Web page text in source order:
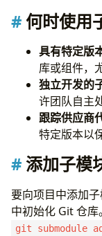
何时使用
具有特定版
库或组件，
独立开发的
许团队自主
跟踪供应商
特定版本以
添加子模
要向项目中添加
中初始化 Git 仓
git submodule